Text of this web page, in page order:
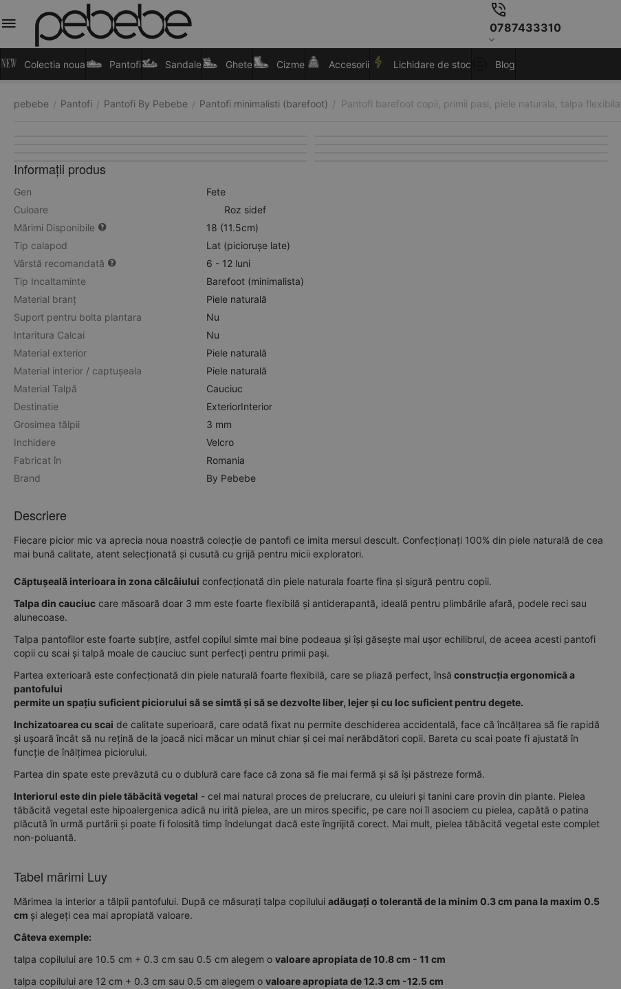
0787433310
Colectia noua Pantofi Sandale Ghete Cizme Accesorii Lichidare de stoc Blog
pebebe / Pantofi / Pantofi By Pebebe / Pantofi minimalisti (barefoot) / Pantofi barefoot copii, primii pasi, piele naturala, talpa
Informații produs
Gen
Fete
Culoare
Roz sidef
Mărimi Disponibile
18 (11.5cm)
Tip calapod
Lat (piciorușe late)
Vârstă recomandată
6 - 12 luni
Tip Incaltaminte
Barefoot (minimalista)
Material branț
Piele naturală
Suport pentru bolta plantara
Nu
Intaritura Calcai
Nu
Material exterior
Piele naturală
Material interior / captușeala
Piele naturală
Material Talpă
Cauciuc
Destinatie
ExteriorInterior
Grosimea tălpii
3 mm
Inchidere
Velcro
Fabricat în
Romania
Brand
By Pebebe
Descriere
Fiecare picior mic va aprecia noua noastră colecție de pantofi ce imita mersul descult. Confecționați 100% din piele naturală de cea
mai bună calitate, atent selecționată și cusută cu grijă pentru micii exploratori.
Căptușeală interioara in zona călcâiului confecționată din piele naturala foarte fina și sigură pentru copii.
Talpa din cauciuc care măsoară doar 3 mm este foarte flexibilă și antiderapantă, ideală pentru plimbările afară, podele reci sau
alunecoase.
Talpa pantofilor este foarte subțire, astfel copilul simte mai bine podeaua și își găsește mai ușor echilibrul, de aceea acesti pantofi
copii cu scai și talpă moale de cauciuc sunt perfecți pentru primii pași.
Partea exterioară este confecționată din piele naturală foarte flexibilă, care se pliază perfect, însă construcția ergonomică a
pantofului
permite un spațiu suficient piciorului să se simtă și să se dezvolte liber, lejer și cu loc suficient pentru degete.
Inchizatoarea cu scai de calitate superioară, care odată fixat nu permite deschiderea accidentală, face că încălțarea să fie rapidă
și ușoară încât să nu rețină de la joacă nici măcar un minut chiar și cei mai nerăbdători copii. Bareta cu scai poate fi ajustată în
funcție de înălțimea piciorului.
Partea din spate este prevăzută cu o dublură care face că zona să fie mai fermă și să își păstreze formă.
Interiorul este din piele tăbăcită vegetal - cel mai natural proces de prelucrare, cu uleiuri și tanini care provin din plante. Pielea
tăbăcită vegetal este hipoalergenica adică nu irită pielea, are un miros specific, pe care noi îl asociem cu pielea, capătă o patina
plăcută în urmă purtării și poate fi folosită timp îndelungat dacă este îngrijită corect. Mai mult, pielea tăbăcită vegetal este complet
non-poluantă.
Tabel mărimi Luy
Mărimea la interior a tălpii pantofului. După ce măsurați talpa copilului adăugați o tolerantă de la minim 0.3 cm pana la maxim 0.5
cm și alegeți cea mai apropiată valoare.
Câteva exemple:
talpa copilului are 10.5 cm + 0.3 cm sau 0.5 cm alegem o valoare apropiata de 10.8 cm - 11 cm
talpa copilului are 12 cm + 0.3 cm sau 0.5 cm alegem o valoare apropiata de 12.3 cm -12.5 cm